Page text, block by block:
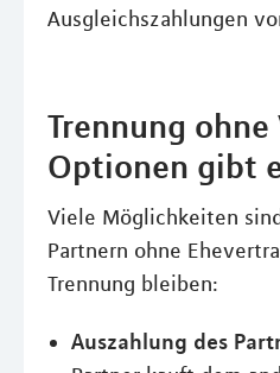
Ausgleichszahlungen
Trennung
Optionen gibt
Viele Möglichkeiten
Partnern ohne
Trennung bleiben:
Auszahlung des